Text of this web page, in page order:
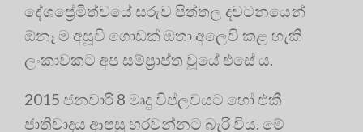
දේශප්‍රේමිත්වයේ සරුව පිත්තල දවටනයෙන්
ඕනෑ ම අසූචි ගොඩක් ඔතා අලෙවි කළ හැකි
ලංකාවකට අප සම්ප්‍රාප්ත වූයේ එසේ ය.
2015 ජනවාරි 8 මෘදු විප්ලවයට හෝ එකී
ජාතිවාදය ආපසු හරවන්නට බැරි විය. මේ